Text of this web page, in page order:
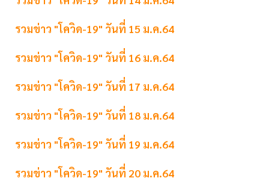
รวมข่าว "โควิด-19" วันที่ 15 ม.ค.64
รวมข่าว "โควิด-19" วันที่ 16 ม.ค.64
รวมข่าว "โควิด-19" วันที่ 17 ม.ค.64
รวมข่าว "โควิด-19" วันที่ 18 ม.ค.64
รวมข่าว "โควิด-19" วันที่ 19 ม.ค.64
รวมข่าว "โควิด-19" วันที่ 20 ม.ค.64